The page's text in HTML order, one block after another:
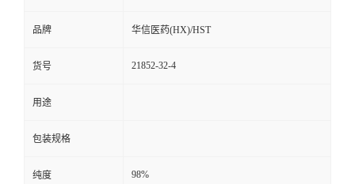
品牌 华信医药(HX)/HST
货号 21852-32-4
用途
包装规格
纯度 98%